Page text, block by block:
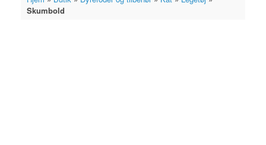
Skumbold